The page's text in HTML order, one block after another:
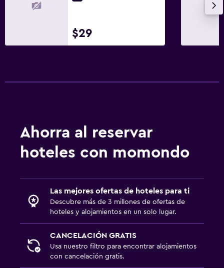
$29
Ahorra al reservar
hoteles con momondo
Las mejores ofertas de hoteles para ti
Descubre más de 3 millones de ofertas de
hoteles y alojamientos en un solo lugar.
CANCELACIÓN GRATIS
Usa nuestro filtro para encontrar alojamientos
con cancelación gratis.